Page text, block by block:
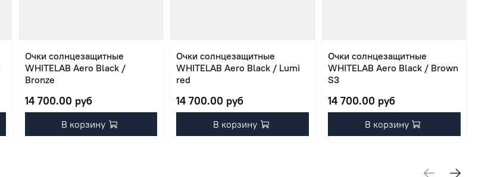
Очки солнцезащитные
WHITELAB Aero Black /
Bronze
14 700.00 руб
В корзину
Очки солнцезащитные
WHITELAB Aero Black / Lumi
red
14 700.00 руб
В корзину
Очки солнцезащитные
WHITELAB Aero Black / Brown
S3
14 700.00 руб
В корзину